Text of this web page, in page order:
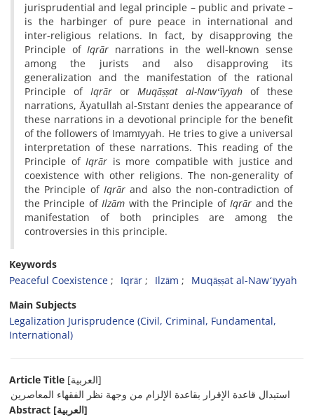
jurisprudential and legal principle – public and private –
is the harbinger of pure peace in international and
inter-religious relations. In fact, by disapproving the
Principle ofIqrār narrations in the well-known sense
among the jurists and also disapproving its
generalization and the manifestation of the rational
Principle of Iqrār or Muqāṣṣat al-Nawʻīyyah of these
narrations, Āyatullāh al-Sīstanī denies the appearance of
these narrations in a devotional principle for the benefit
of the followers of Imāmīyyah. He tries to give a universal
interpretation of these narrations. This reading of the
Principle of Iqrār is more compatible with justice and
coexistence with other religions. The non-generality of
the Principle of Iqrārand also the non-contradiction of
the Principle ofIlzām with the Principle ofIqrār and the
manifestation of both principles are among the
controversies in this principle.
Keywords
Peaceful Coexistence
Iqrār Ilzām
Muqāṣṣat al-Nawʻīyyah
Main Subjects
Legalization Jurisprudence (Civil, Criminal, Fundamental,
International)
Article Title
[العربیة]
استبدال قاعدة الإقرار بقاعدة الإلزام من وجهة نظر الفقهاء المعاصرین
Abstract
[العربیة]